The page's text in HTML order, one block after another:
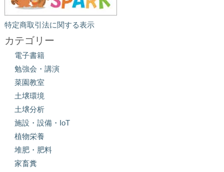
特定商取引法に関する表示
カテゴリー
電子書籍
勉強会・講演
菜園教室
土壌環境
土壌分析
施設・設備・IoT
植物栄養
堆肥・肥料
家畜糞